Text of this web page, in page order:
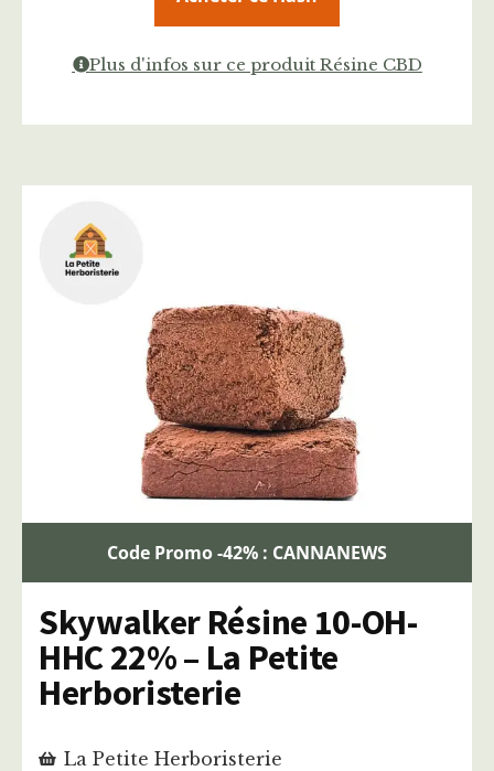
Plus d'infos sur ce produit Résine CBD
Code Promo -42% : CANNANEWS
Skywalker Résine 10-OH-
HHC 22% – La Petite
Herboristerie
La Petite Herboristerie